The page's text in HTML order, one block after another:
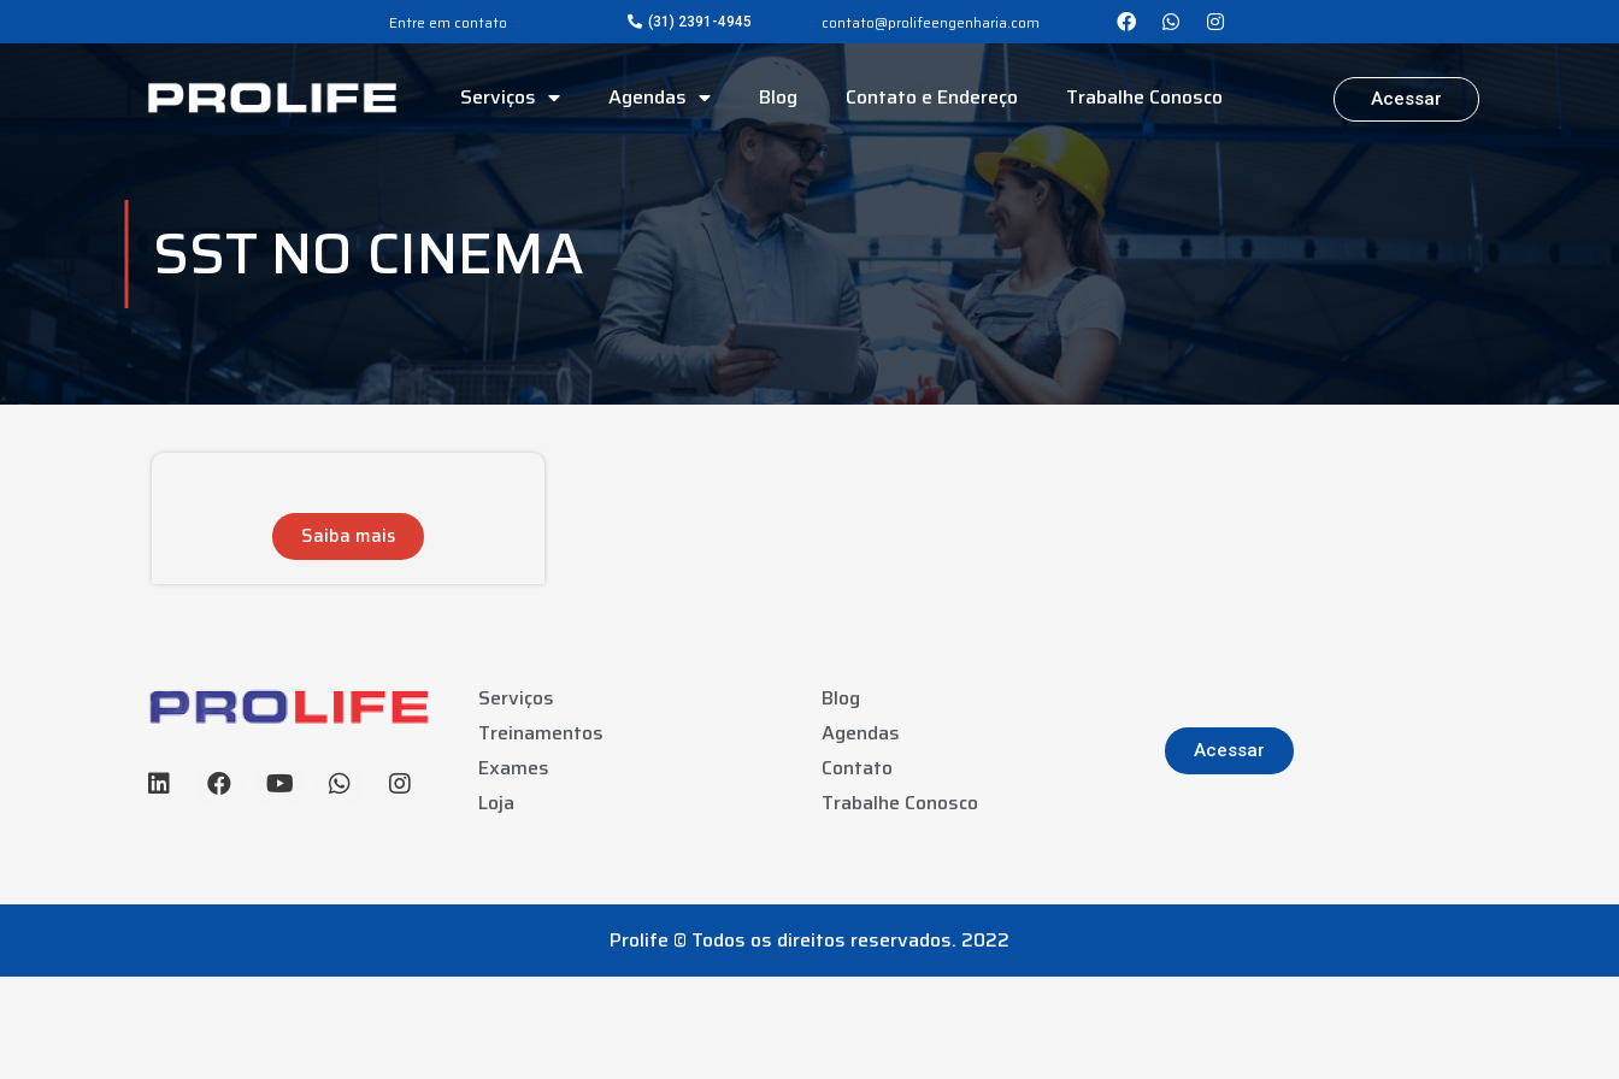
Entre em contato (31) 2391-4945 contato@prolifeengenharia.com
Serviços Agendas Blog Contato e Endereço Trabalhe Conosco Acessar
SST NO CINEMA
Saiba mais
Serviços
Treinamentos
Exames
Loja
Blog
Agendas
Contato
Trabalhe Conosco
Acessar
Prolife © Todos os direitos reservados. 2022